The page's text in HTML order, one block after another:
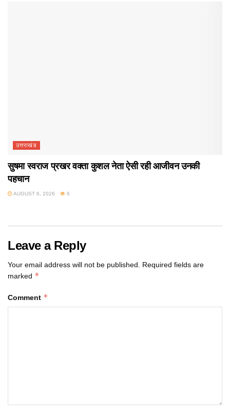
उत्तराखंड
सुषमा स्वराज प्रखर वक्ता कुशल नेता ऐसी रही आजीवन उनकी
पहचान
AUGUST 6, 2026 6
Leave a Reply
Your email address will not be published.
Required fields are
marked *
Comment *